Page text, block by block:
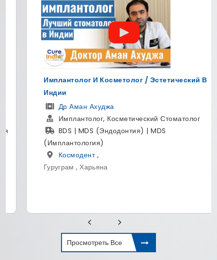
Имплантолог И Косметолог / Эстетический В
Индии
Др Аман Ахуджа
Имплантолог, Косметический Стоматолог
BDS | MDS (Эндодонтия) | MDS
(Имплантология)
Космодент,
Гуруграм , Харьяна
Просмотреть Все